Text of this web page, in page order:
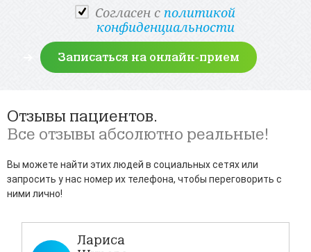
Cогласен с политикой
конфиденциальности
Отзывы пациентов.
Все отзывы абсолютно реальные!
Вы можете найти этих людей в социальных сетях или
запросить у нас номер их телефона, чтобы переговорить с
ними лично!
Лариса